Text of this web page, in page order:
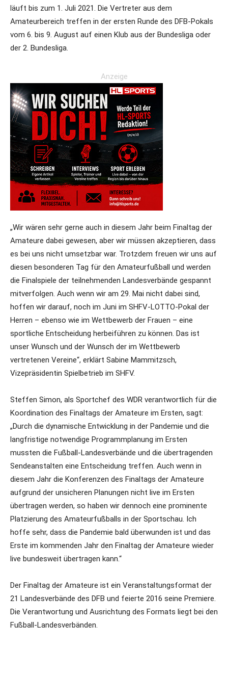
läuft bis zum 1. Juli 2021. Die Vertreter aus dem
Amateurbereich treffen in der ersten Runde des DFB-Pokals
vom 6. bis 9. August auf einen Klub aus der Bundesliga oder
der 2. Bundesliga.
Anzeige
„Wir wären sehr gerne auch in diesem Jahr beim Finaltag der
Amateure dabei gewesen, aber wir müssen akzeptieren, dass
es bei uns nicht umsetzbar war. Trotzdem freuen wir uns auf
diesen besonderen Tag für den Amateurfußball und werden
die Finalspiele der teilnehmenden Landesverbände gespannt
mitverfolgen. Auch wenn wir am 29. Mai nicht dabei sind,
hoffen wir darauf, noch im Juni im SHFV-LOTTO-Pokal der
Herren – ebenso wie im Wettbewerb der Frauen – eine
sportliche Entscheidung herbeiführen zu können. Das ist
unser Wunsch und der Wunsch der im Wettbewerb
vertretenen Vereine“, erklärt Sabine Mammitzsch,
Vizepräsidentin Spielbetrieb im SHFV.
Steffen Simon, als Sportchef des WDR verantwortlich für die
Koordination des Finaltags der Amateure im Ersten, sagt:
„Durch die dynamische Entwicklung in der Pandemie und die
langfristige notwendige Programmplanung im Ersten
mussten die Fußball-Landesverbände und die übertragenden
Sendeanstalten eine Entscheidung treffen. Auch wenn in
diesem Jahr die Konferenzen des Finaltags der Amateure
aufgrund der unsicheren Planungen nicht live im Ersten
übertragen werden, so haben wir dennoch eine prominente
Platzierung des Amateurfußballs in der Sportschau. Ich
hoffe sehr, dass die Pandemie bald überwunden ist und das
Erste im kommenden Jahr den Finaltag der Amateure wieder
live bundesweit übertragen kann.“
Der Finaltag der Amateure ist ein Veranstaltungsformat der
21 Landesverbände des DFB und feierte 2016 seine Premiere.
Die Verantwortung und Ausrichtung des Formats liegt bei den
Fußball-Landesverbänden.